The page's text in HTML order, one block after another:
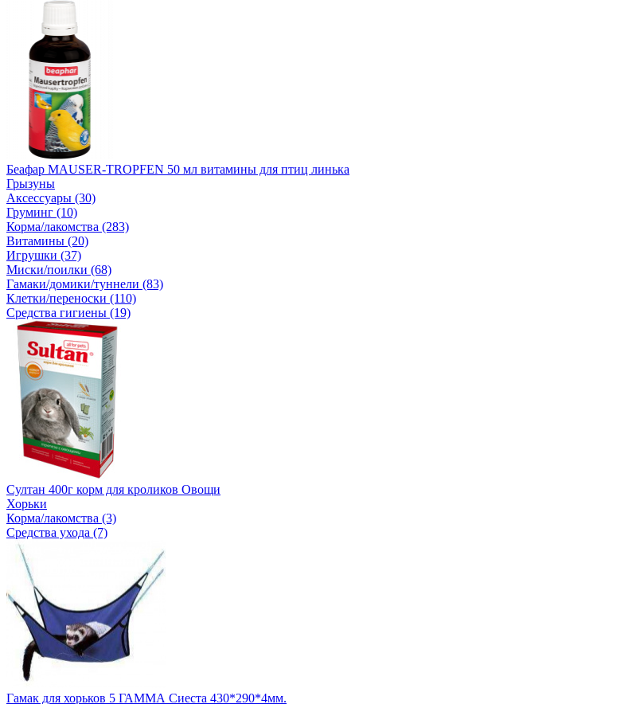
Беафар MAUSER-TROPFEN 50 мл витамины для птиц линька
Грызуны
Аксессуары (30)
Груминг (10)
Корма/лакомства (283)
Витамины (20)
Игрушки (37)
Миски/поилки (68)
Гамаки/домики/туннели (83)
Клетки/переноски (110)
Средства гигиены (19)
Султан 400г корм для кроликов Овощи
Хорьки
Корма/лакомства (3)
Средства ухода (7)
Гамак для хорьков 5 ГАММА Сиеста 430*290*4мм.